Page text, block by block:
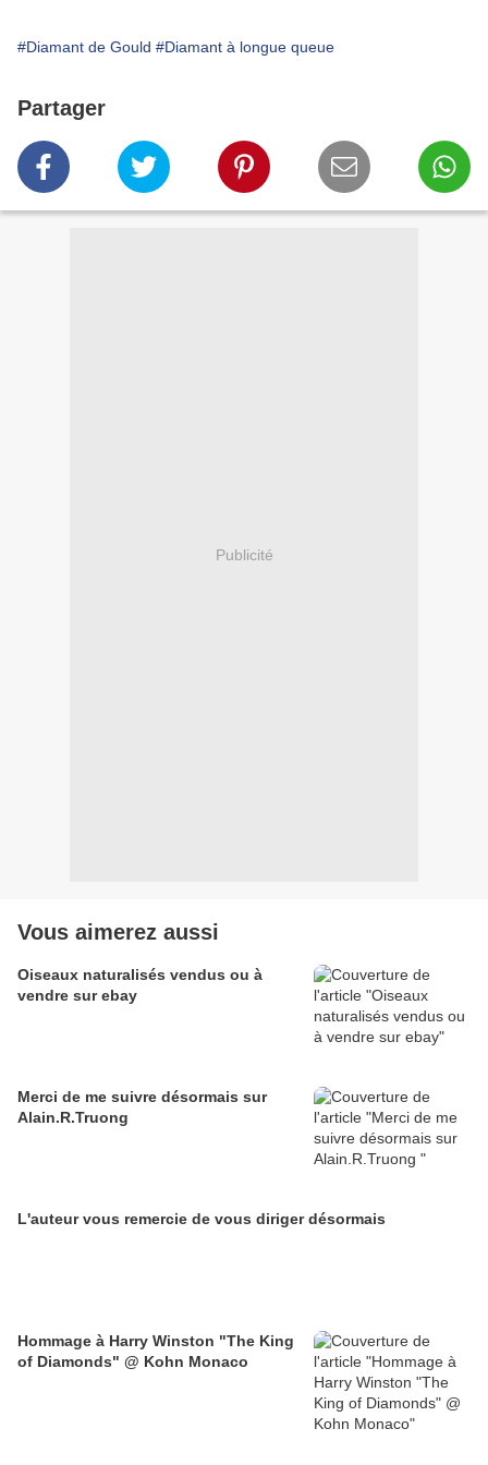
#Diamant de Gould #Diamant à longue queue
Partager
Publicité
Vous aimerez aussi
Oiseaux naturalisés vendus ou à
vendre sur ebay
Merci de me suivre désormais sur
Alain.R.Truong
L'auteur vous remercie de vous diriger désormais
Hommage à Harry Winston "The King
of Diamonds" @ Kohn Monaco